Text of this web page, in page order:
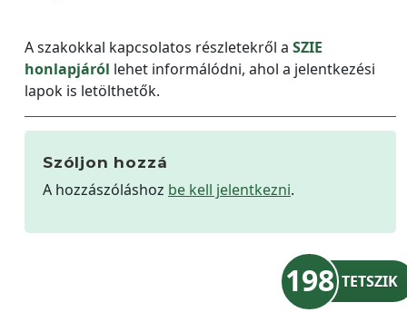
A szakokkal kapcsolatos részletekről a SZIE
honlapjáról lehet informálódni, ahol a jelentkezési
lapok is letölthetők.
Szóljon hozzá
A hozzászóláshoz be kell jelentkezni.
198 TETSZIK